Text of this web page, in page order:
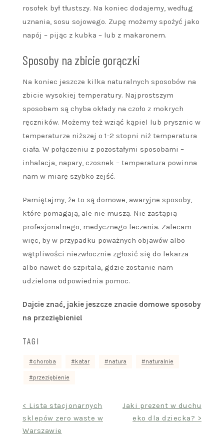
rosołek był tłustszy. Na koniec dodajemy, według
uznania, sosu sojowego. Zupę możemy spożyć jako
napój – pijąc z kubka – lub z makaronem.
Sposoby na zbicie gorączki
Na koniec jeszcze kilka naturalnych sposobów na
zbicie wysokiej temperatury. Najprostszym
sposobem są chyba okłady na czoło z mokrych
ręczników. Możemy też wziąć kąpiel lub prysznic w
temperaturze niższej o 1-2 stopni niż temperatura
ciała. W połączeniu z pozostałymi sposobami –
inhalacja, napary, czosnek – temperatura powinna
nam w miarę szybko zejść.
Pamiętajmy, że to są domowe, awaryjne sposoby,
które pomagają, ale nie muszą. Nie zastąpią
profesjonalnego, medycznego leczenia. Zalecam
więc, by w przypadku poważnych objawów albo
wątpliwości niezwłocznie zgłosić się do lekarza
albo nawet do szpitala, gdzie zostanie nam
udzielona odpowiednia pomoc.
Dajcie znać, jakie jeszcze znacie domowe sposoby
na przeziębienie!
TAGI
choroba katar natura naturalnie
przeziębienie
Nawigacja
wpisu
< Lista stacjonarnych
sklepów zero waste w
Warszawie
Jaki prezent w duchu
eko dla dziecka? >